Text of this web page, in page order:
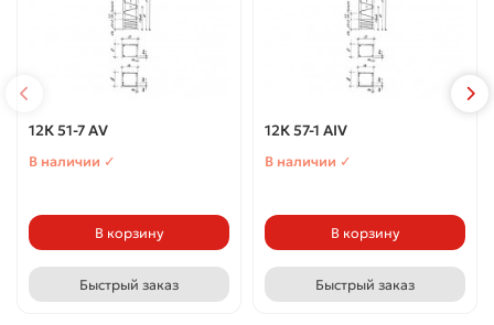
12К 51-7 АV
В наличии ✓
В корзину
Быстрый заказ
12К 57-1 АIV
В наличии ✓
В корзину
Быстрый заказ